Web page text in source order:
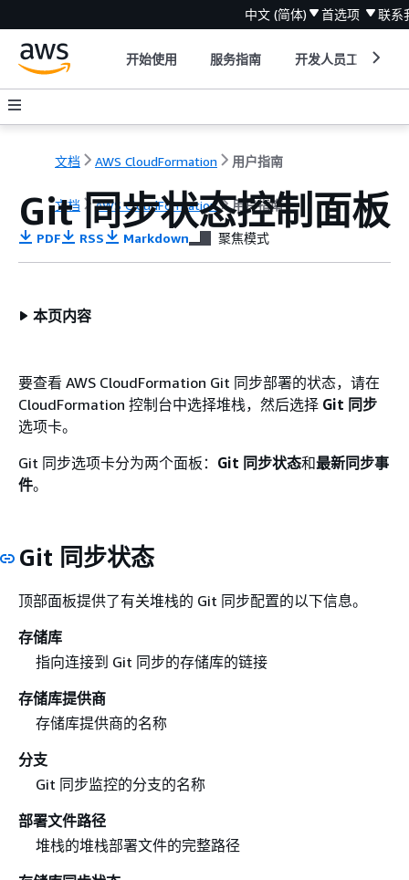
中文 (简体) 首选项 联系
开始使用 服务指南 开发人员工具
文档 AWS CloudFormation 用户指南
文档 AWS CloudFormation 用户指南
Git 同步状态控制面板
PDF RSS Markdown 聚焦模式
本页内容
要查看 AWS CloudFormation Git 同步部署的状态，请在
CloudFormation 控制台中选择堆栈，然后选择 Git 同步
选项卡。
Git 同步选项卡分为两个面板： Git 同步状态和最新同步事
件。
Git 同步状态
顶部面板提供了有关堆栈的 Git 同步配置的以下信息。
存储库
指向连接到 Git 同步的存储库的链接
存储库提供商
存储库提供商的名称
分支
Git 同步监控的分支的名称
部署文件路径
堆栈的堆栈部署文件的完整路径